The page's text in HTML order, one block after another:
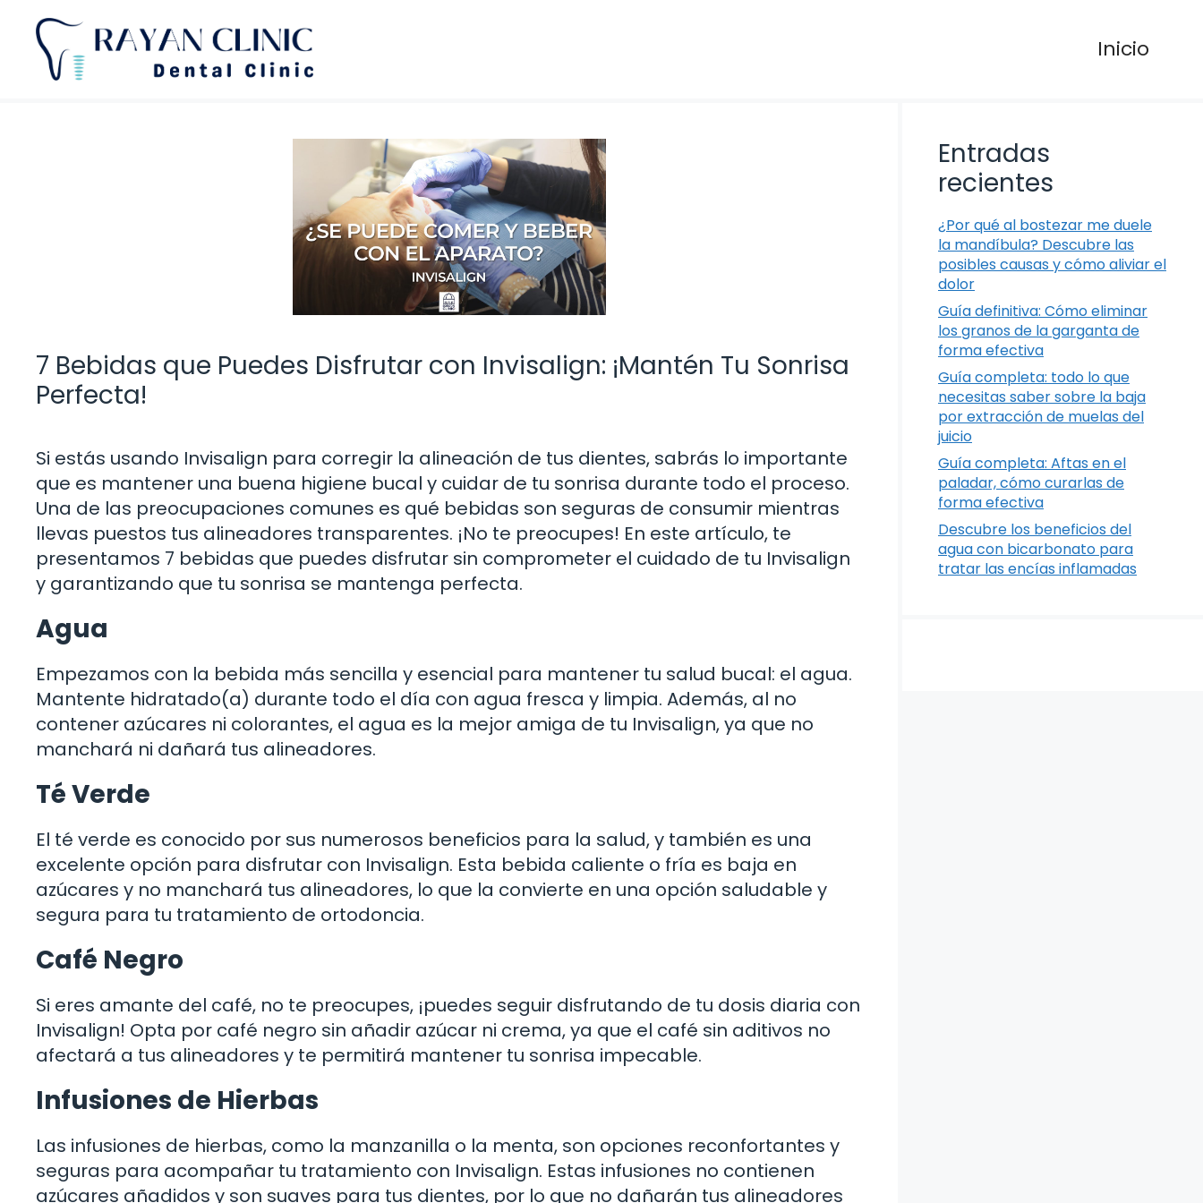
Saltar
contenido
Inicio
7 Bebidas que Puedes Disfrutar con Invisalign: ¡Mantén Tu Sonrisa
Perfecta!
Si estás usando Invisalign para corregir la alineación de tus dientes, sabrás lo importante
que es mantener una buena higiene bucal y cuidar de tu sonrisa durante todo el proceso.
Una de las preocupaciones comunes es qué bebidas son seguras de consumir mientras
llevas puestos tus alineadores transparentes. ¡No te preocupes! En este artículo, te
presentamos 7 bebidas que puedes disfrutar sin comprometer el cuidado de tu Invisalign
y garantizando que tu sonrisa se mantenga perfecta.
Agua
Empezamos con la bebida más sencilla y esencial para mantener tu salud bucal: el agua.
Mantente hidratado(a) durante todo el día con agua fresca y limpia. Además, al no
contener azúcares ni colorantes, el agua es la mejor amiga de tu Invisalign, ya que no
manchará ni dañará tus alineadores.
Té Verde
El té verde es conocido por sus numerosos beneficios para la salud, y también es una
excelente opción para disfrutar con Invisalign. Esta bebida caliente o fría es baja en
azúcares y no manchará tus alineadores, lo que la convierte en una opción saludable y
segura para tu tratamiento de ortodoncia.
Café Negro
Si eres amante del café, no te preocupes, ¡puedes seguir disfrutando de tu dosis diaria con
Invisalign! Opta por café negro sin añadir azúcar ni crema, ya que el café sin aditivos no
afectará a tus alineadores y te permitirá mantener tu sonrisa impecable.
Infusiones de Hierbas
Las infusiones de hierbas, como la manzanilla o la menta, son opciones reconfortantes y
seguras para acompañar tu tratamiento con Invisalign. Estas infusiones no contienen
azúcares añadidos y son suaves para tus dientes, por lo que no dañarán tus alineadores
Entradas
recientes
¿Por qué al bostezar me duele
la mandíbula? Descubre las
posibles causas y cómo aliviar el
dolor
Guía definitiva: Cómo eliminar
los granos de la garganta de
forma efectiva
Guía completa: todo lo que
necesitas saber sobre la baja
por extracción de muelas del
juicio
Guía completa: Aftas en el
paladar, cómo curarlas de
forma efectiva
Descubre los beneficios del
agua con bicarbonato para
tratar las encías inflamadas